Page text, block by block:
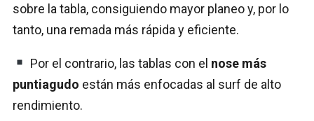
sobre la tabla, consiguiendo mayor planeo y, por lo
tanto, una remada más rápida y eficiente.
Por el contrario, las tablas con el nose más
puntiagudo están más enfocadas al surf de alto
rendimiento.